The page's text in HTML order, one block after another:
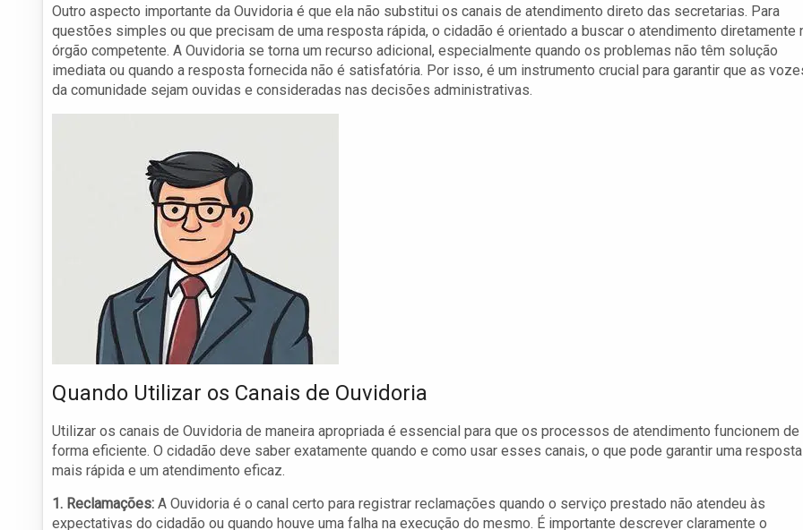
Outro aspecto importante da Ouvidoria é que ela não substitui os canais de atendimento direto das secretarias. Para
questões simples ou que precisam de uma resposta rápida, o cidadão é orientado a buscar o atendimento diretamente
órgão competente. A Ouvidoria se torna um recurso adicional, especialmente quando os problemas não têm solução
imediata ou quando a resposta fornecida não é satisfatória. Por isso, é um instrumento crucial para garantir que as
da comunidade sejam ouvidas e consideradas nas decisões administrativas.
Quando Utilizar os Canais de Ouvidoria
Utilizar os canais de Ouvidoria de maneira apropriada é essencial para que os processos de atendimento funcionem de
forma eficiente. O cidadão deve saber exatamente quando e como usar esses canais, o que pode garantir uma resposta
mais rápida e um atendimento eficaz.
1. Reclamações: A Ouvidoria é o canal certo para registrar reclamações quando o serviço prestado não atendeu às
expectativas do cidadão ou quando houve uma falha na execução do mesmo. É importante descrever claramente o